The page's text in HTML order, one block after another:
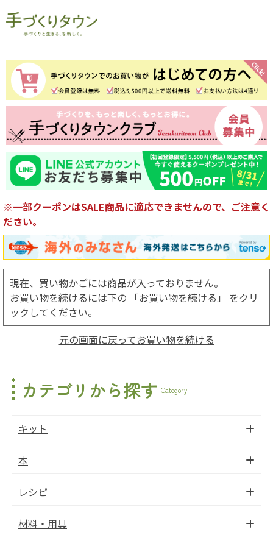
※一部クーポンはSALE商品に適応できませんので、ご注意く
ださい。
現在、買い物かごには商品が入っておりません。
お買い物を続けるには下の 「お買い物を続ける」 をクリ
ックしてください。
元の画面に戻ってお買い物を続ける
カテゴリから探す Category
キット
本
レシピ
材料・用具